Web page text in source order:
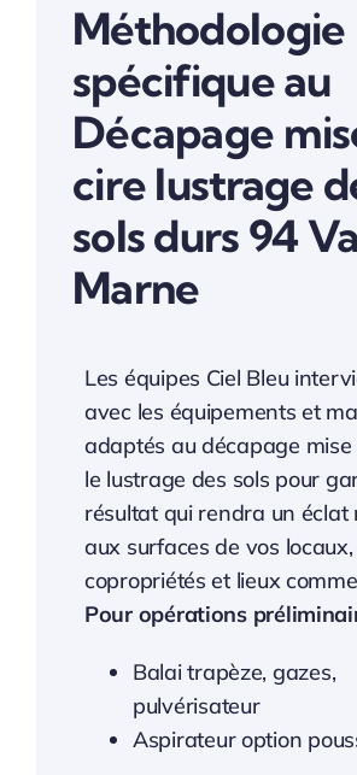
Méthodologie
spécifique au
Décapage
cire lustrage
sols durs 94
Marne
Les équipes Ciel Bleu
avec les équipements et
adaptés au décapage mise
le lustrage des sols pour
résultat qui rendra un éclat
aux surfaces de vos
copropriétés et lieux
Pour opérations
Balai trapèze, gazes,
pulvérisateur
Aspirateur option